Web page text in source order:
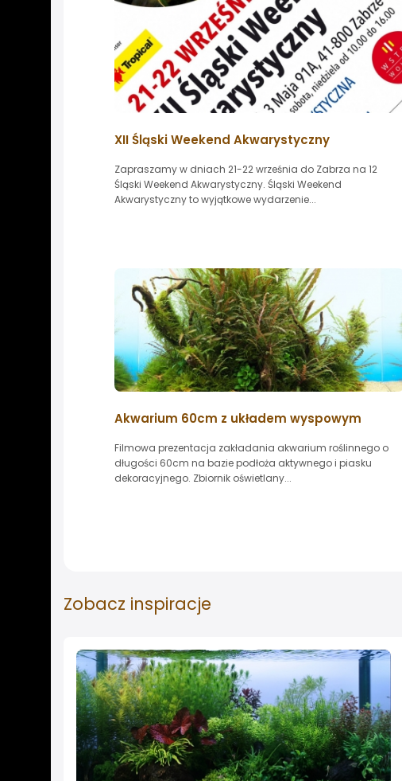
XII Śląski Weekend Akwarystyczny
Zapraszamy w dniach 21-22 września do Zabrza na 12
Śląski Weekend Akwarystyczny. Śląski Weekend
Akwarystyczny to wyjątkowe wydarzenie...
Akwarium 60cm z układem wyspowym
Filmowa prezentacja zakładania akwarium roślinnego o
długości 60cm na bazie podłoża aktywnego i piasku
dekoracyjnego. Zbiornik oświetlany...
Zobacz inspiracje